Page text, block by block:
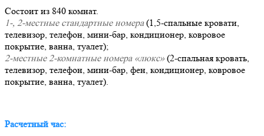
Состоит из 840 комнат.
1-, 2-местные стандартные номера(1,5-спальные кровати,
телевизор, телефон, мини-бар, кондиционер, ковровое
покрытие, ванна, туалет);
2-местные 2-комнатные номера «люкс»(2-спальная кровать,
телевизор, телефон, мини-бар, фен, кондиционер, ковровое
покрытие, ванна, туалет).
Расчетный час: